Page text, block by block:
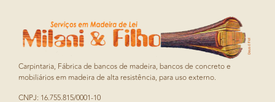
Carpintaria, Fábrica de bancos de madeira, bancos de concreto e
mobiliários em madeira de alta resistência, para uso externo.
CNPJ: 16.755.815/0001-10